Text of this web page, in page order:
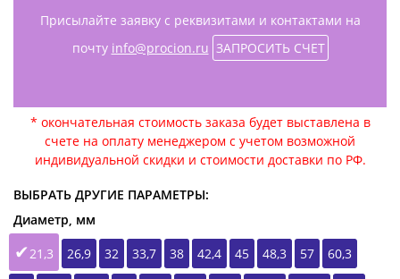
Присылайте заявку с реквизитами и контактами на
почту info@procion.ru ЗАПРОСИТЬ СЧЕТ
* окончательная стоимость заказа будет выставлена в
счете на оплату менеджером с учетом возможной
индивидуальной скидки и стоимости доставки по РФ.
ВЫБРАТЬ ДРУГИЕ ПАРАМЕТРЫ:
Диаметр, мм
21,3
26,9 32 33,7 38 42,4 45 48,3 57 60,3